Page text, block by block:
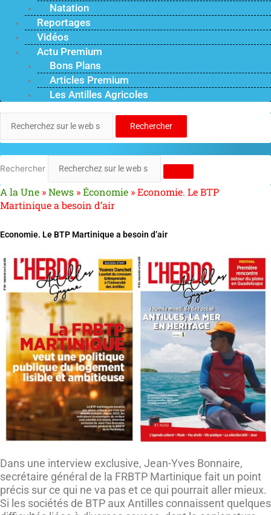
Natation
Reportages
Vidéos
Actu Premium
Bons Plans
Articles Premium
Les Antilles Agricoles
Rechercher
Rechercher
A la Une »News »Économie »Economie. Le BTP
Martinique a besoin d’air
Economie. Le BTP Martinique a besoin d’air
Dans une interview exclusive, Jean-Yves Bonnaire,
secrétaire général de la FRBTP Martinique fait un point
précis sur ce qui ne va pas et ce qui pourrait aller mieux.
Si les sociétés de BTP aux Antilles connaissent quelques